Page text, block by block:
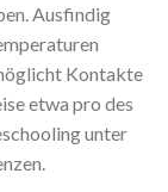
Ausfindig
Kontakte
etwa pro des
unter